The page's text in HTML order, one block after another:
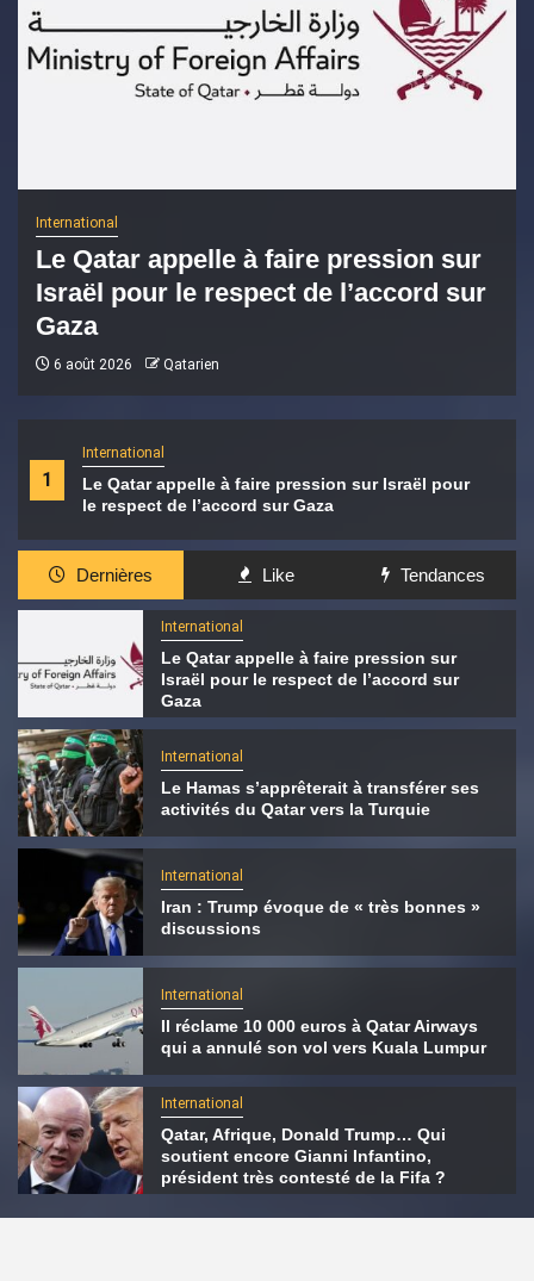
1
International
Le Qatar appelle à faire pression sur Israël pour
le respect de l’accord sur Gaza
International
Le Qatar appelle à faire pression sur
Israël pour le respect de l’accord sur
Gaza
6 août 2026 Qatarien
Dernières Like Tendances
International
Le Qatar appelle à faire pression sur
Israël pour le respect de l’accord sur
Gaza
International
Le Hamas s’apprêterait à transférer ses
activités du Qatar vers la Turquie
International
Iran : Trump évoque de « très bonnes »
discussions
International
Il réclame 10 000 euros à Qatar Airways
qui a annulé son vol vers Kuala Lumpur
International
Qatar, Afrique, Donald Trump… Qui
soutient encore Gianni Infantino,
président très contesté de la Fifa ?